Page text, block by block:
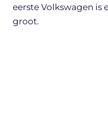
eerste Volkswagen is
groot.